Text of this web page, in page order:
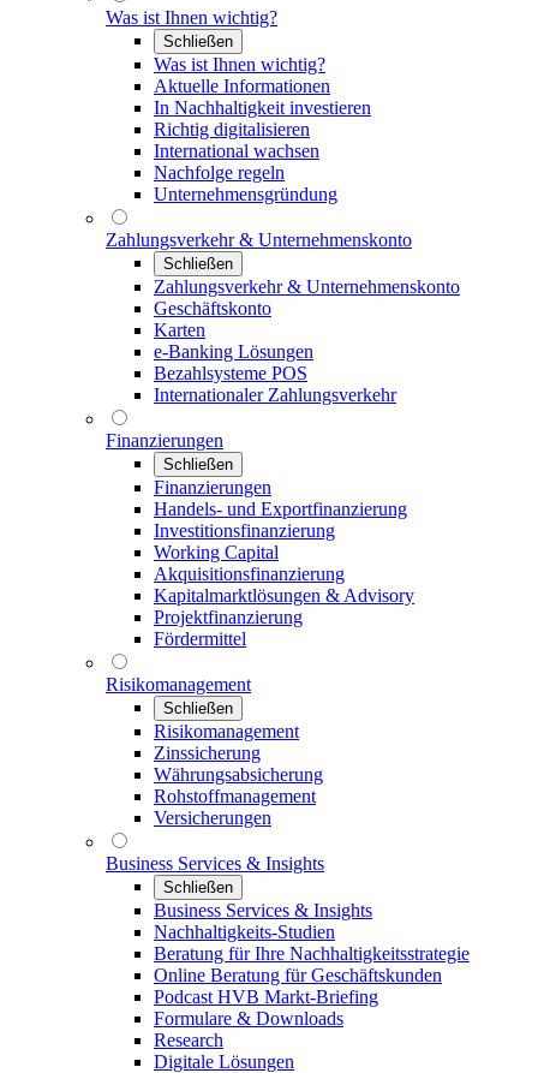
Was ist Ihnen wichtig?
Schließen
Was ist Ihnen wichtig?
Aktuelle Informationen
In Nachhaltigkeit investieren
Richtig digitalisieren
International wachsen
Nachfolge regeln
Unternehmensgründung
Zahlungsverkehr & Unternehmenskonto
Schließen
Zahlungsverkehr & Unternehmenskonto
Geschäftskonto
Karten
e-Banking Lösungen
Bezahlsysteme POS
Internationaler Zahlungsverkehr
Finanzierungen
Schließen
Finanzierungen
Handels- und Exportfinanzierung
Investitionsfinanzierung
Working Capital
Akquisitionsfinanzierung
Kapitalmarktlösungen & Advisory
Projektfinanzierung
Fördermittel
Risikomanagement
Schließen
Risikomanagement
Zinssicherung
Währungsabsicherung
Rohstoffmanagement
Versicherungen
Business Services & Insights
Schließen
Business Services & Insights
Nachhaltigkeits-Studien
Beratung für Ihre Nachhaltigkeitsstrategie
Online Beratung für Geschäftskunden
Podcast HVB Markt-Briefing
Formulare & Downloads
Research
Digitale Lösungen